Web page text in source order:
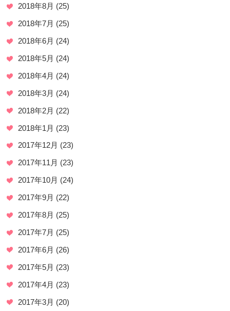
2018年8月 (25)
2018年7月 (25)
2018年6月 (24)
2018年5月 (24)
2018年4月 (24)
2018年3月 (24)
2018年2月 (22)
2018年1月 (23)
2017年12月 (23)
2017年11月 (23)
2017年10月 (24)
2017年9月 (22)
2017年8月 (25)
2017年7月 (25)
2017年6月 (26)
2017年5月 (23)
2017年4月 (23)
2017年3月 (20)